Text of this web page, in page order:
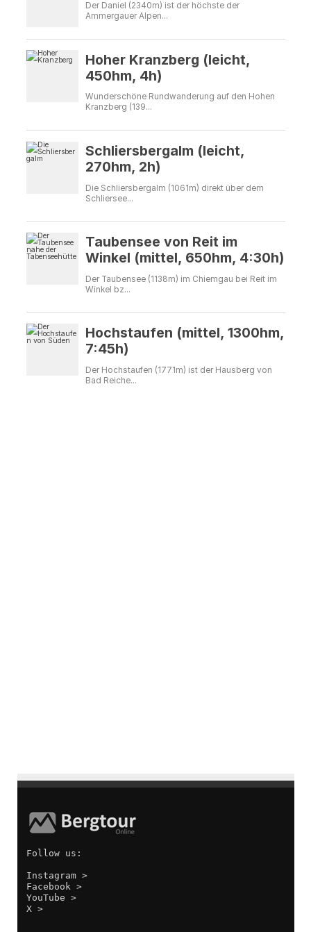
Follow us:
Instagram >
Facebook >
YouTube >
X >